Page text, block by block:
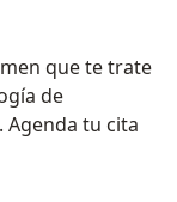
que te trate
de
Agenda tu cita